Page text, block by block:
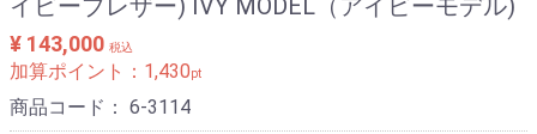
イビーブレザー) IVY MODEL（アイビーモデル)
¥ 143,000 税込
加算ポイント： 1,430pt
商品コード： 6-3114